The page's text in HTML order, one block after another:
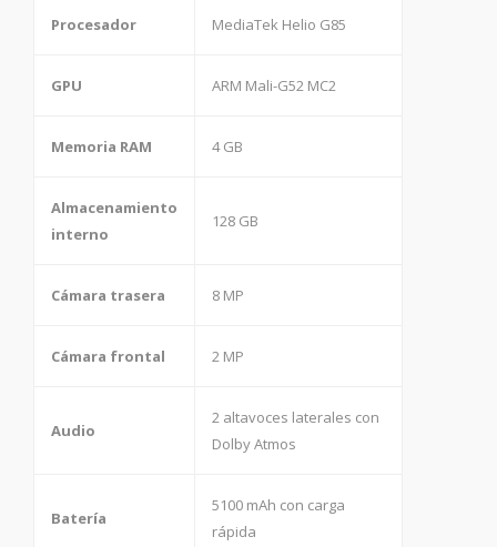
Procesador MediaTek Helio G85
GPU ARM Mali-G52 MC2
Memoria RAM 4 GB
Almacenamiento
interno
128 GB
Cámara trasera 8 MP
Cámara frontal 2 MP
Audio
2 altavoces laterales con
Dolby Atmos
Batería
5100 mAh con carga
rápida